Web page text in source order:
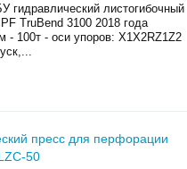
гидравлический листогибочный
TruBend 3100 2018 года
- 100т - оси упоров: X1X2RZ1Z2
пресс для перфорации
50